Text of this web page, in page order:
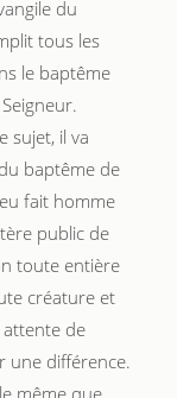
du
tous les
le baptême
sujet, il va
baptême de
fait homme
public de
toute entière
créature et
de
une différence.
même que